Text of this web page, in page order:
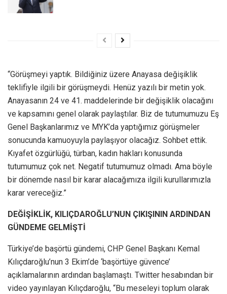
“Görüşmeyi yaptık. Bildiğiniz üzere Anayasa değişiklik
teklifiyle ilgili bir görüşmeydi. Henüz yazılı bir metin yok.
Anayasanın 24 ve 41. maddelerinde bir değişiklik olacağını
ve kapsamını genel olarak paylaştılar. Biz de tutumumuzu Eş
Genel Başkanlarımız ve MYK’da yaptığımız görüşmeler
sonucunda kamuoyuyla paylaşıyor olacağız. Sohbet ettik.
Kıyafet özgürlüğü, türban, kadın hakları konusunda
tutumumuz çok net. Negatif tutumumuz olmadı. Ama böyle
bir dönemde nasıl bir karar alacağımıza ilgili kurullarımızla
karar vereceğiz.”
DEĞİŞİKLİK, KILIÇDAROĞLU’NUN ÇIKIŞININ ARDINDAN
GÜNDEME GELMİŞTİ
Türkiye’de başörtü gündemi, CHP Genel Başkanı Kemal
Kılıçdaroğlu’nun 3 Ekim’de ‘başörtüye güvence’
açıklamalarının ardından başlamaştı. Twitter hesabından bir
video yayınlayan Kılıçdaroğlu, “Bu meseleyi toplum olarak